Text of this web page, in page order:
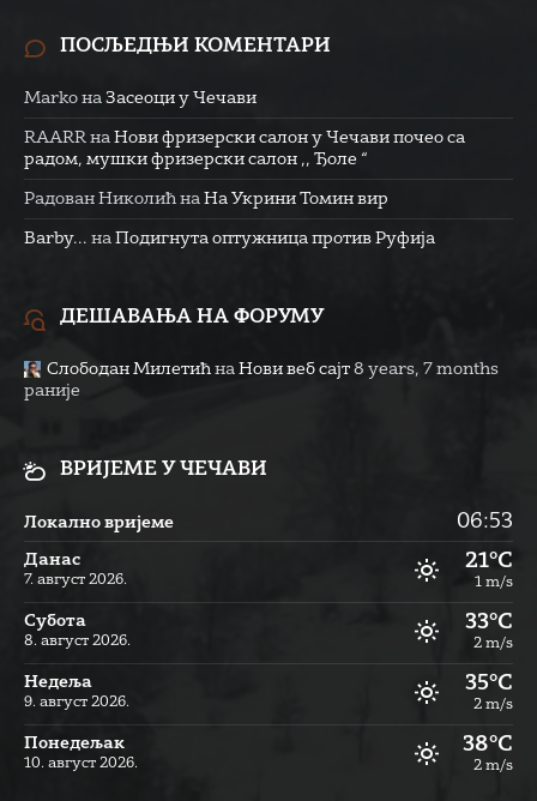
ПОСЉЕДЊИ КОМЕНТАРИ
Marko на Засеоци у Чечави
RAARR на Нови фризерски салон у Чечави почео са
радом, мушки фризерски салон ,, Ђоле “
Радован Николић на На Укрини Томин вир
Barby... на Подигнута оптужница против Руфија
ДЕШАВАЊА НА ФОРУМУ
Слободан Милетић на Нови веб сајт 8 years, 7 months
раније
ВРИЈЕМЕ У ЧЕЧАВИ
Локално вријеме 06:53
Данас
7. август 2026.
21°C
1 m/s
Субота
8. август 2026.
33°C
2 m/s
Недеља
9. август 2026.
35°C
2 m/s
Понедељак
10. август 2026.
38°C
2 m/s